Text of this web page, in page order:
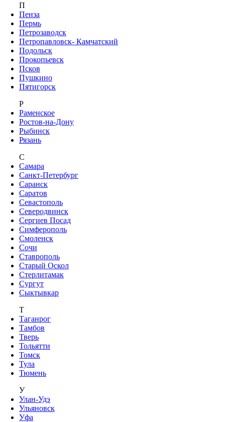
П
Пенза
Пермь
Петрозаводск
Петропавловск- Камчатский
Подольск
Прокопьевск
Псков
Пушкино
Пятигорск
Р
Раменское
Ростов-на-Дону
Рыбинск
Рязань
С
Самара
Санкт-Петербург
Саранск
Саратов
Севастополь
Северодвинск
Сергиев Посад
Симферополь
Смоленск
Сочи
Ставрополь
Старый Оскол
Стерлитамак
Сургут
Сыктывкар
Т
Таганрог
Тамбов
Тверь
Тольятти
Томск
Тула
Тюмень
У
Улан-Удэ
Ульяновск
Уфа